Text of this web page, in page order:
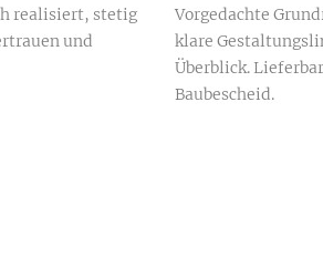
realisiert, stetig
und
Vorgedachte
klare
Überblick.
Baubescheid.